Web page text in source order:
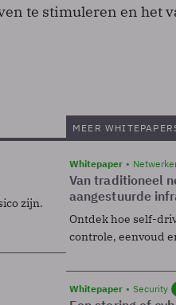
te stimuleren en het
zijn.
MEER
Whitepaper
Van traditioneel
aangestuurde
Ontdek hoe self-
controle, eenvoud
Whitepaper Security